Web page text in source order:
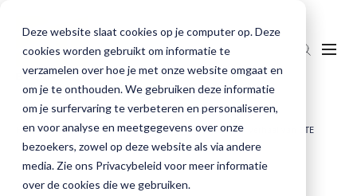
Deze website slaat cookies op je computer op. Deze
cookies worden gebruikt om informatie te
verzamelen over hoe je met onze website omgaat en
om je te onthouden. We gebruiken deze informatie
om je surfervaring te verbeteren en personaliseren,
en voor analyse en meetgegevens over onze
bezoekers, zowel op deze website als via andere
media. Zie ons Privacybeleid voor meer informatie
over de cookies die we gebruiken.
Onze aanpak
Producten
Home
»
Nieuws
»
Nieuwe energie, nieuwe ideeën: het verhaal van BTE
Energy